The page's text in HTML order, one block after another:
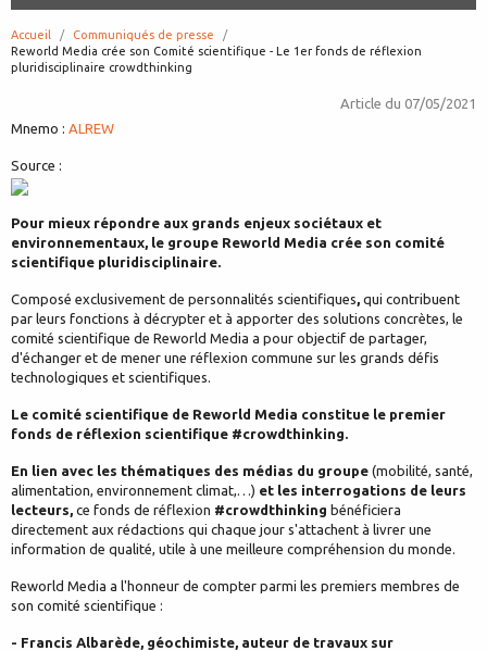
Accueil
Communiqués de presse
page:
Reworld Media crée son Comité scientifique - Le 1er fonds de réflexion
pluridisciplinaire crowdthinking
Article du 07/05/2021
Mnemo : ALREW
Source :
Pour mieux répondre aux grands enjeux sociétaux et
environnementaux, le groupe Reworld Media crée son comité
scientifique pluridisciplinaire.
Composé exclusivement de personnalités scientifiques qui contribuent
par leurs fonctions à décrypter et à apporter des solutions concrètes, le
comité scientifique de Reworld Media a pour objectif de partager,
d'échanger et de mener une réflexion commune sur les grands défis
technologiques et scientifiques.
Le comité scientifique de Reworld Media constitue le premier
fonds de réflexion scientifique #crowdthinking.
En lien avec les thématiques des médias du groupe (mobilité, santé,
alimentation, environnement climat,…) et les interrogations de leurs
lecteurs, ce fonds de réflexion #crowdthinking bénéficiera
directement aux rédactions qui chaque jour s'attachent à livrer une
information de qualité, utile à une meilleure compréhension du monde.
Reworld Media a l'honneur de compter parmi les premiers membres de
son comité scientifique :
- Francis Albarède, géochimiste, auteur de travaux sur